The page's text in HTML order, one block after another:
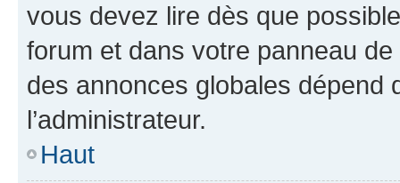
vous devez lire dès que
forum et dans votre panneau
des annonces globales dépend
l’administrateur.
Haut